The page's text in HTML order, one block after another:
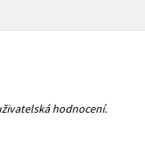
hodnocení.